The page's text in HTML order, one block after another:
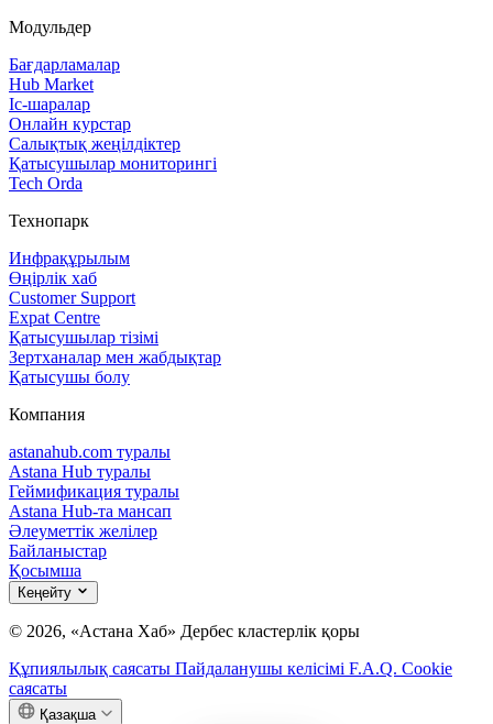
Модульдер
Бағдарламалар
Hub Market
Іс‑шаралар
Онлайн курстар
Салықтық жеңілдіктер
Қатысушылар мониторингі
Tech Orda
Технопарк
Инфрақұрылым
Өңірлік хаб
Customer Support
Expat Centre
Қатысушылар тізімі
Зертханалар мен жабдықтар
Қатысушы болу
Компания
astanahub.com туралы
Astana Hub туралы
Геймификация туралы
Astana Hub-та мансап
Әлеуметтік желілер
Байланыстар
Қосымша
Кеңейту
© 2026, «Астана Хаб» Дербес кластерлік қоры
Құпиялылық саясаты Пайдаланушы келісімі F.A.Q. Cookie
саясаты
Қазақша